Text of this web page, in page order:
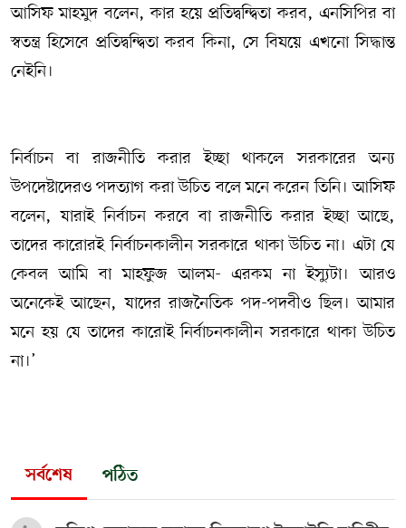
আসিফ মাহমুদ বলেন, কার হয়ে প্রতিদ্বন্দ্বিতা করব, এনসিপির বা
স্বতন্ত্র হিসেবে প্রতিদ্বন্দ্বিতা করব কিনা, সে বিষয়ে এখনো সিদ্ধান্ত
নেইনি।
নির্বাচন বা রাজনীতি করার ইচ্ছা থাকলে সরকারের অন্য
উপদেষ্টাদেরও পদত্যাগ করা উচিত বলে মনে করেন তিনি। আসিফ
বলেন, যারাই নির্বাচন করবে বা রাজনীতি করার ইচ্ছা আছে,
তাদের কারোরই নির্বাচনকালীন সরকারে থাকা উচিত না। এটা যে
কেবল আমি বা মাহফুজ আলম- এরকম না ইস্যুটা। আরও
অনেকেই আছেন, যাদের রাজনৈতিক পদ-পদবীও ছিল। আমার
মনে হয় যে তাদের কারোই নির্বাচনকালীন সরকারে থাকা উচিত
না।’
সর্বশেষ পঠিত